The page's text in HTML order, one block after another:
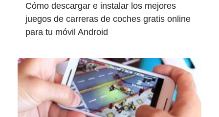
Cómo descargar e instalar los mejores
juegos de carreras de coches gratis online
para tu móvil Android